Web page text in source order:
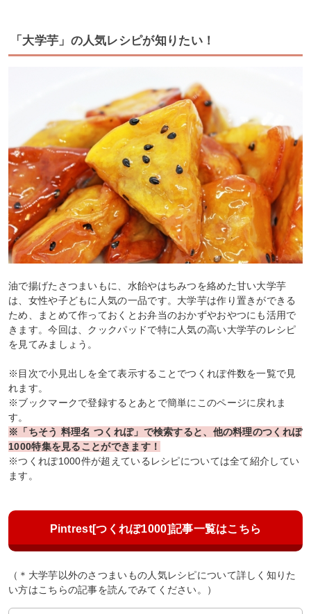
「大学芋」の人気レシピが知りたい！
油で揚げたさつまいもに、水飴やはちみつを絡めた甘い大学芋
は、女性や子どもに人気の一品です。大学芋は作り置きができる
ため、まとめて作っておくとお弁当のおかずやおやつにも活用で
きます。今回は、クックパッドで特に人気の高い大学芋のレシピ
を見てみましょう。
※目次で小見出しを全て表示することでつくれぽ件数を一覧で見
れます。
※ブックマークで登録するとあとで簡単にこのページに戻れま
す。
※「ちそう 料理名 つくれぽ」で検索すると、他の料理のつくれぽ
1000特集を見ることができます！
※つくれぽ1000件が超えているレシピについては全て紹介してい
ます。
Pintrest[つくれぽ1000]記事一覧はこちら
（＊大学芋以外のさつまいもの人気レシピについて詳しく知りた
い方はこちらの記事を読んでみてください。）